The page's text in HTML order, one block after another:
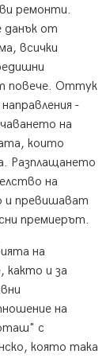
ремонти.
данък от
всички
повече. Оттук
-
на
които
Разплащането
на
и превишават
премиерът.
на
както и за
на
с
която така